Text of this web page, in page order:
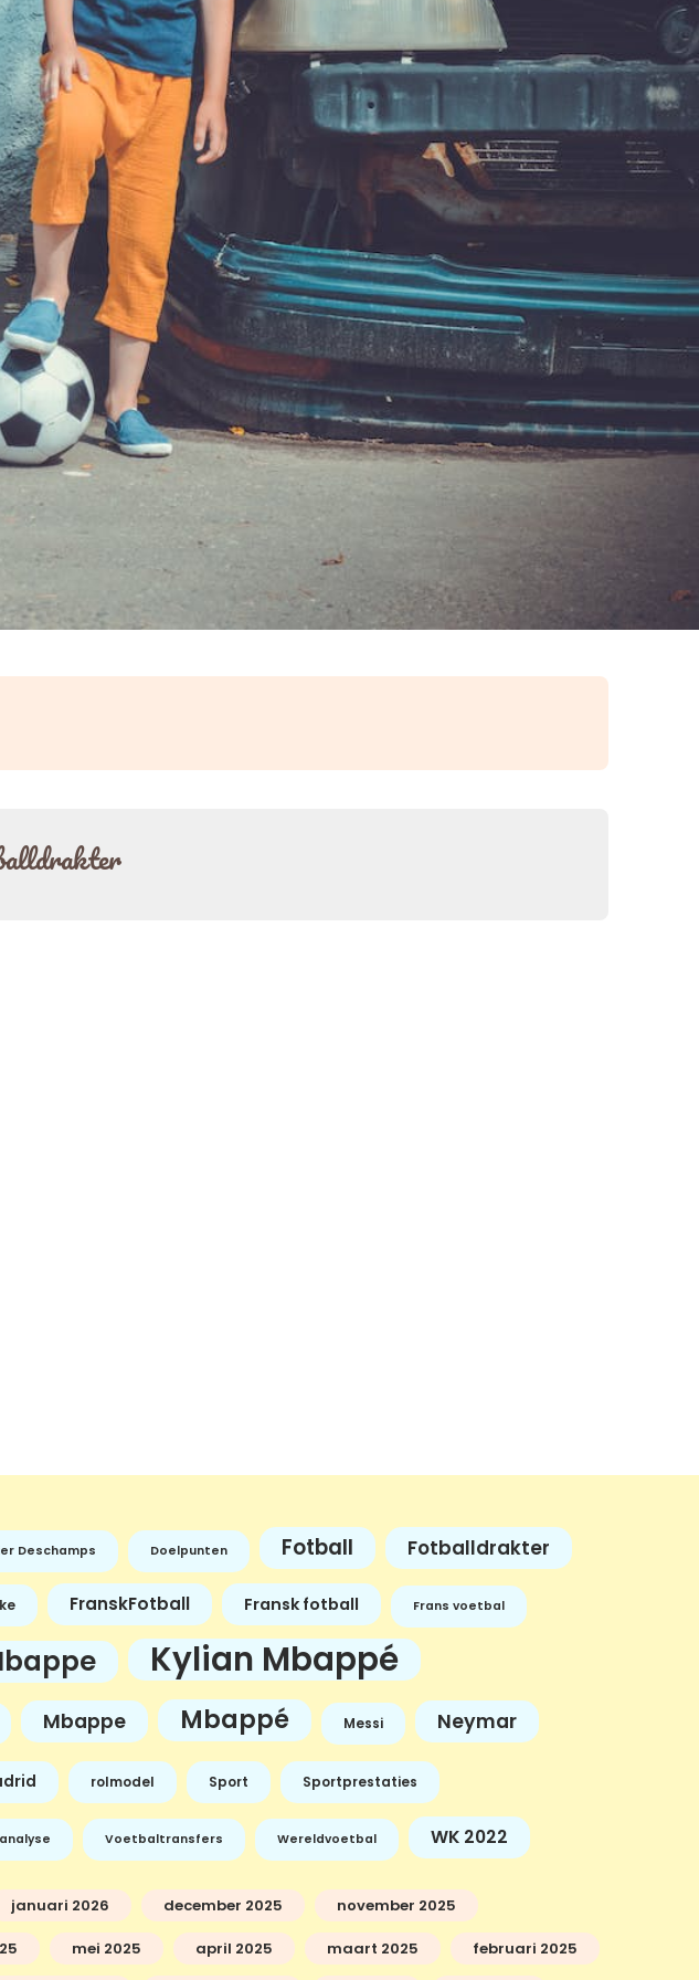
Deschamps Doelpunten Fotball Fotballdrakter
FranskFotball Fransk fotball Frans voetbal
Kylian Mbappé
Mbappe Mbappé Messi Neymar
rolmodel Sport Sportprestaties
Voetbaltransfers Wereldvoetbal WK 2022
januari 2026 december 2025 november 2025
mei 2025 april 2025 maart 2025 februari 2025